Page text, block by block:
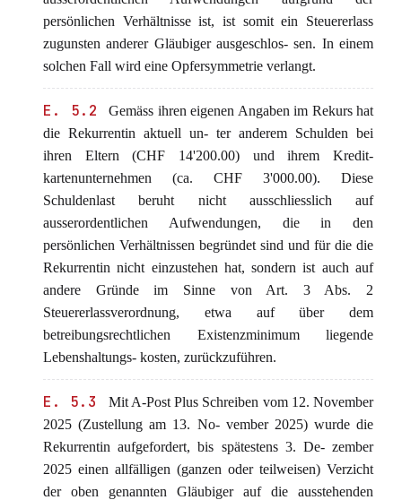
persönlichen Verhältnisse ist, ist somit ein Steuererlass
zugunsten anderer Gläubiger ausgeschlos- sen. In einem
solchen Fall wird eine Opfersymmetrie verlangt.
E. 5.2
Gemäss ihren eigenen Angaben im Rekurs hat
die Rekurrentin aktuell un- ter anderem Schulden bei
ihren Eltern (CHF 14'200.00) und ihrem Kredit-
kartenunternehmen (ca. CHF 3'000.00). Diese
Schuldenlast beruht nicht ausschliesslich auf
ausserordentlichen Aufwendungen, die in den
persönlichen Verhältnissen begründet sind und für die die
Rekurrentin nicht einzustehen hat, sondern ist auch auf
andere Gründe im Sinne von Art. 3 Abs. 2
Steuererlassverordnung, etwa auf über dem
betreibungsrechtlichen Existenzminimum liegende
Lebenshaltungs- kosten, zurückzuführen.
E. 5.3
Mit A-Post Plus Schreiben vom 12. November
2025 (Zustellung am 13. No- vember 2025) wurde die
Rekurrentin aufgefordert, bis spätestens 3. De- zember
2025 einen allfälligen (ganzen oder teilweisen) Verzicht
der oben genannten Gläubiger auf die ausstehenden